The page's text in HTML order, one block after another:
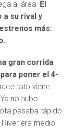
al área. El
a su rival y
más:
gran corrida
poner el 4-
rato viene
no hubo
pasaba rápido
era medio